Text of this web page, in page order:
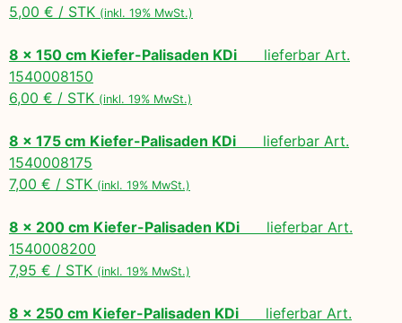
5,00 € / STK (inkl. 19% MwSt.)
8 x 150 cm Kiefer-Palisaden KDi lieferbar Art.
1540008150
6,00 € / STK (inkl. 19% MwSt.)
8 x 175 cm Kiefer-Palisaden KDi lieferbar Art.
1540008175
7,00 € / STK (inkl. 19% MwSt.)
8 x 200 cm Kiefer-Palisaden KDi lieferbar Art.
1540008200
7,95 € / STK (inkl. 19% MwSt.)
8 x 250 cm Kiefer-Palisaden KDi lieferbar Art.